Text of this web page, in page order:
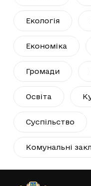
Екологія
Економіка
Громади
Освіта
Суспільство
Комунальні